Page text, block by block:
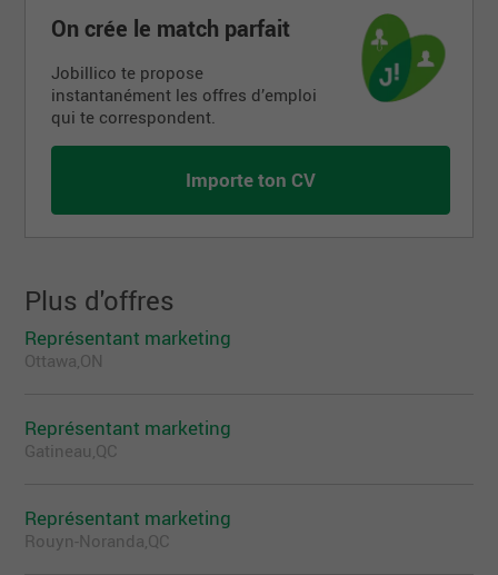
On crée le match parfait
Jobillico te propose
instantanément les offres d’emploi
qui te correspondent.
Importe ton CV
Plus d'offres
Représentant marketing
Ottawa,ON
Représentant marketing
Gatineau,QC
Représentant marketing
Rouyn-Noranda,QC